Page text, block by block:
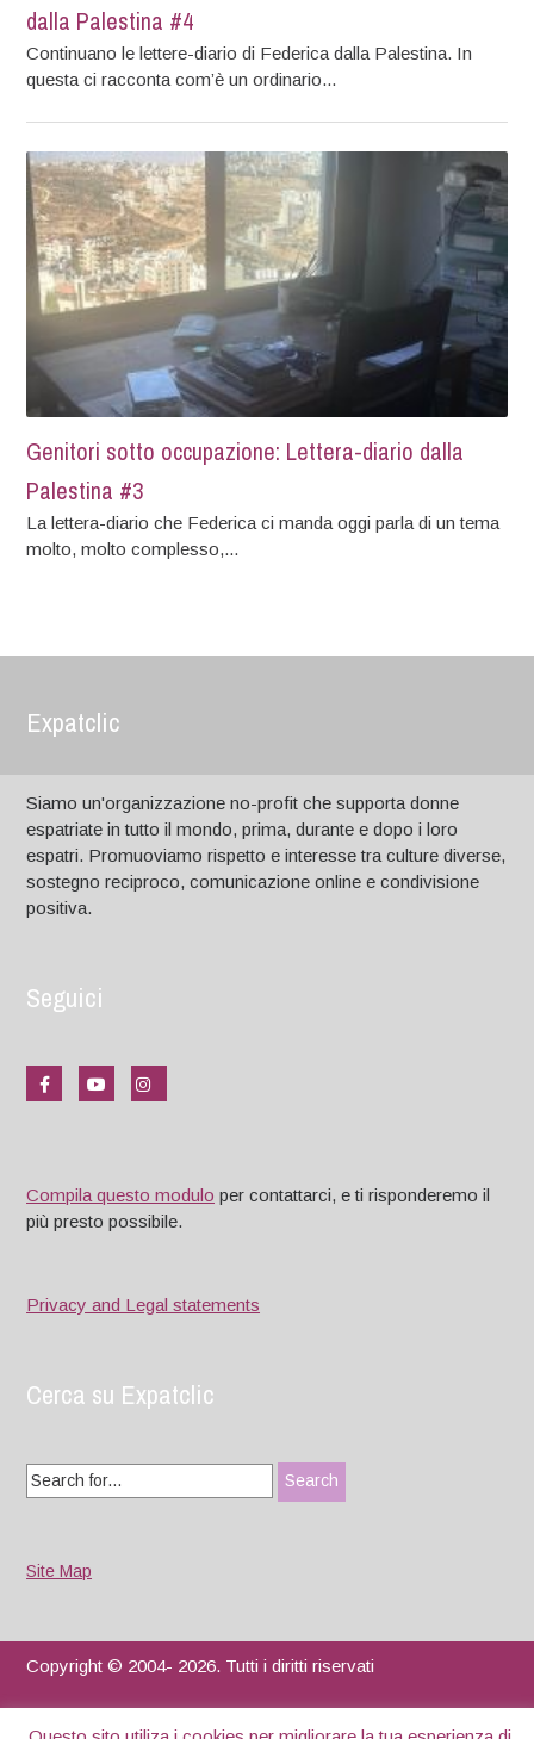
dalla Palestina #4
Continuano le lettere-diario di Federica dalla Palestina. In
questa ci racconta com’è un ordinario...
Genitori sotto occupazione: Lettera-diario dalla
Palestina #3
La lettera-diario che Federica ci manda oggi parla di un tema
molto, molto complesso,...
Expatclic
Siamo un'organizzazione no-profit che supporta donne
espatriate in tutto il mondo, prima, durante e dopo i loro
espatri. Promuoviamo rispetto e interesse tra culture diverse,
sostegno reciproco, comunicazione online e condivisione
positiva.
Seguici
Compila questo modulo per contattarci, e ti risponderemo il
più presto possibile.
Privacy and Legal statements
Cerca su Expatclic
Search
for:
Site Map
Copyright © 2004- 2026. Tutti i diritti riservati